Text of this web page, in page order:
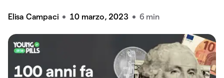
Elisa Campaci 10 marzo, 2023 6 min